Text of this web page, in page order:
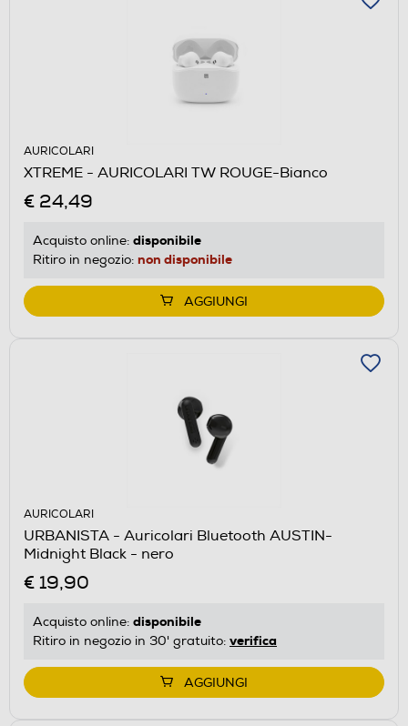
AURICOLARI
XTREME - AURICOLARI TW ROUGE-Bianco
€ 24,49
Acquisto online: disponibile
Ritiro in negozio: non disponibile
AGGIUNGI
AURICOLARI
URBANISTA - Auricolari Bluetooth AUSTIN-
Midnight Black - nero
€ 19,90
Acquisto online: disponibile
Ritiro in negozio in 30' gratuito: verifica
AGGIUNGI